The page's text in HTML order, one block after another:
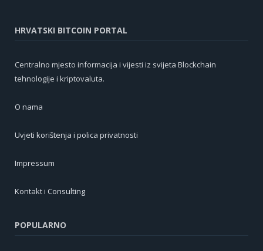
HRVATSKI BITCOIN PORTAL
Centralno mjesto informacija i vijesti iz svijeta Blockchain
tehnologije i kriptovaluta.
O nama
Uvjeti korištenja i polica privatnosti
Impressum
Kontakt i Consulting
POPULARNO